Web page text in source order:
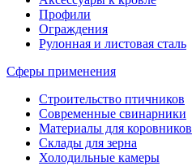
Профили
Ограждения
Рулонная и листовая сталь
Сферы применения
Строительство птичников
Современные свинарники
Материалы для коровников
Склады для зерна
Холодильные камеры